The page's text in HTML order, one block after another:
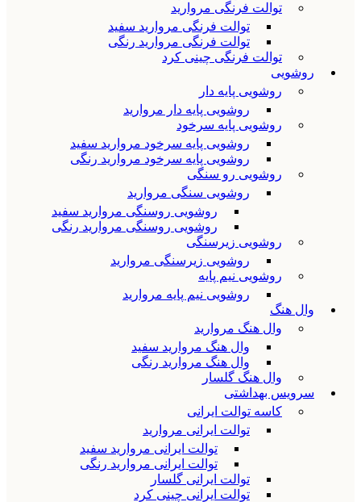
توالت فرنگی مروارید
توالت فرنگی مروارید سفید
توالت فرنگی مروارید رنگی
توالت فرنگی چینی کرد
روشویی
روشویی پایه دار
روشویی پایه دار مروارید
روشویی پایه سرخود
روشویی پایه سرخود مروارید سفید
روشویی پایه سرخود مروارید رنگی
روشویی رو سنگی
روشویی سنگی مروارید
روشویی روسنگی مروارید سفید
روشویی روسنگی مروارید رنگی
روشویی زیرسنگی
روشویی زیرسنگی مروارید
روشویی نیم پایه
روشویی نیم پایه مروارید
وال هنگ
وال هنگ مروارید
وال هنگ مروارید سفید
وال هنگ مروارید رنگی
وال هنگ گلسار
سرویس بهداشتی
کاسه توالت ایرانی
توالت ایرانی مروارید
توالت ایرانی مروارید سفید
توالت ایرانی مروارید رنگی
توالت ایرانی گلسار
توالت ایرانی چینی کرد